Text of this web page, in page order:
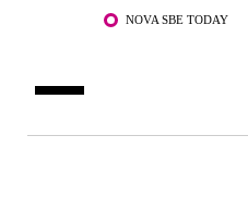
Saltar para o conteúdo principalNOVA SBE TODAY